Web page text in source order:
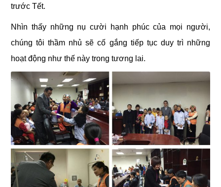
trước Tết.
Nhìn thấy những nụ cười hạnh phúc của mọi người,
chúng tôi thầm nhủ sẽ cố gắng tiếp tục duy trì những
hoạt động như thế này trong tương lai.